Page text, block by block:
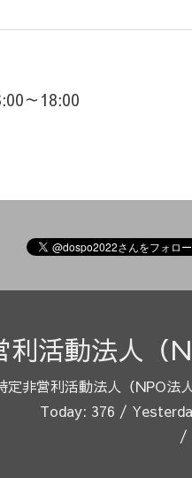
～18:00
利活動法人（
定非営利活動法人（NPO法
Today: 376 /
/